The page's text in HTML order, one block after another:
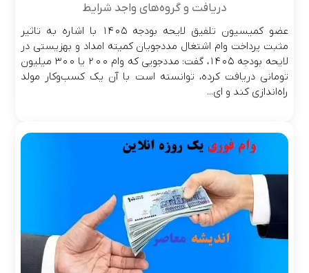
دریافت و گروه‌های واجد شرایط
عضو کمیسیون تلفیق لایحه بودجه ۱۴۰۵ با اشاره به تاثیر
مثبت پرداخت وام اشتغال مددجویان کمیته امداد و بهزیستی در
لایحه بودجه ۱۴۰۵، گفت: مددجویی که وام ۲۰۰ یا ۳۰۰ میلیون
تومانی دریافت کرده، توانسته است با آن یک کسب‌وکار مولد
راه‌اندازی کند و ای...